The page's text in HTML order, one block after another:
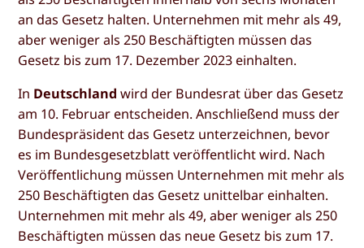
an das Gesetz halten. Unternehmen mit mehr als 49,
aber weniger als 250 Beschäftigten müssen das
Gesetz bis zum 17. Dezember 2023 einhalten.
In Deutschland wird der Bundesrat über das Gesetz
am 10. Februar entscheiden. Anschließend muss der
Bundespräsident das Gesetz unterzeichnen, bevor
es im Bundesgesetzblatt veröffentlicht wird. Nach
Veröffentlichung müssen Unternehmen mit mehr als
250 Beschäftigten das Gesetz unittelbar einhalten.
Unternehmen mit mehr als 49, aber weniger als 250
Beschäftigten müssen das neue Gesetz bis zum 17.